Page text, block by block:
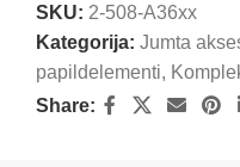
SKU: 2-508-A36xx
Kategorija: Jumta
papildelementi,
Share: